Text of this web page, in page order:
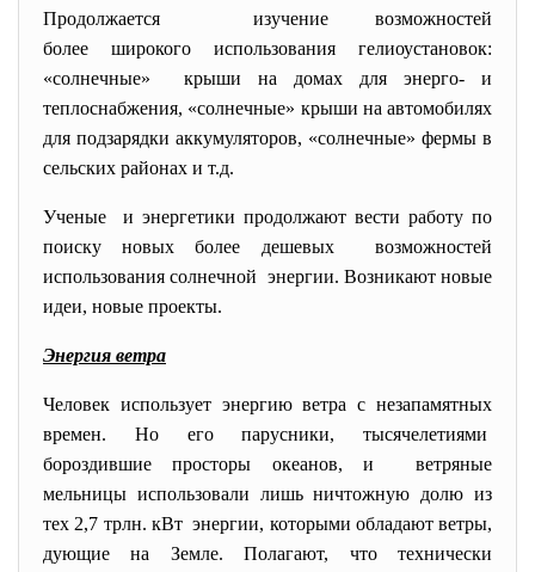
Продолжается изучение возможностей
более широкого использования гелиоустановок:
«солнечные» крыши на домах для энерго- и
теплоснабжения, «солнечные» крыши на автомобилях
для подзарядки аккумуляторов, «солнечные» фермы в
сельских районах и т.д.
Ученые и энергетики продолжают вести работу по
поиску новых более дешевых возможностей
использования солнечной энергии. Возникают новые
идеи, новые проекты.
Энергия ветра
Человек использует энергию ветра с незапамятных
времен. Но его парусники, тысячелетиями
бороздившие просторы океанов, и ветряные
мельницы использовали лишь ничтожную долю из
тех 2,7 трлн. кВт энергии, которыми обладают ветры,
дующие на Земле. Полагают, что технически